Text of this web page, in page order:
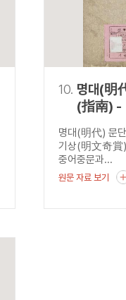
10. 명대(明
(指南) - 『명문기상
명대(明代) 문
기상(明文奇賞
중어중문과...
원문 자료 보기